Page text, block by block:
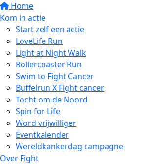
Home
Kom in actie
Start zelf een actie
LoveLife Run
Light at Night Walk
Rollercoaster Run
Swim to Fight Cancer
Buffelrun X Fight cancer
Tocht om de Noord
Spin for Life
Word vrijwilliger
Eventkalender
Wereldkankerdag campagne
Over Fight